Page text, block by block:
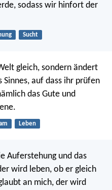
sodass wir hinfort der
Sucht
gleich, sondern ändert
Sinnes, auf dass ihr prüfen
das Gute und
Leben
Auferstehung und das
wird leben, ob er gleich
an mich, der wird